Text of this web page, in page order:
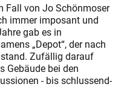
Fall von Jo Schönmoser
immer imposant und
gab es in
„Depot“, der nach
Zufällig darauf
Gebäude bei den
- bis schlussend-